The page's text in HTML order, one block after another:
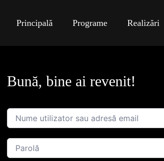
Principală Programe Realizări
Bună, bine ai revenit!